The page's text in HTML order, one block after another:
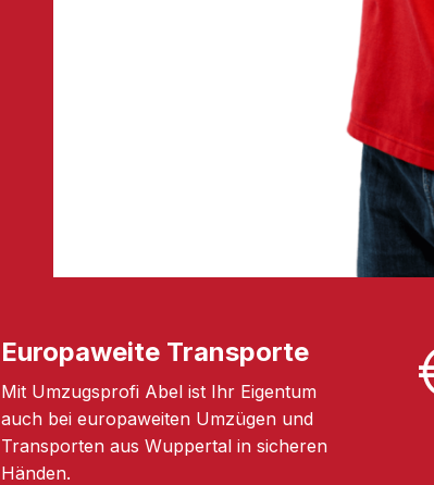
Europaweite Transporte
Mit Umzugsprofi Abel ist Ihr Eigentum
auch bei europaweiten Umzügen und
Transporten aus Wuppertal in sicheren
Händen.